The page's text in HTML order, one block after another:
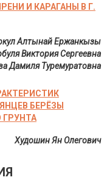
И КАРАГАНЫ В Г.
Алтынай Ержанкызы
Виктория Сергеевна
Дамиля Туремуратовна
БЕРЁЗЫ
ГРУНТА
Худошин Ян Олегович